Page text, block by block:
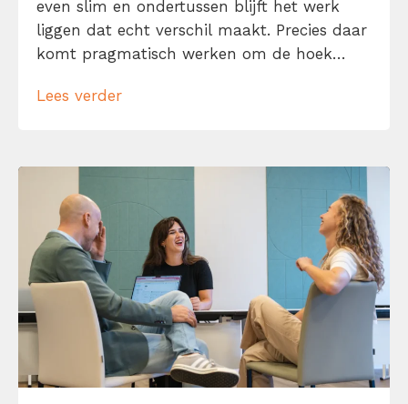
even slim en ondertussen blijft het werk
liggen dat echt verschil maakt. Precies daar
komt pragmatisch werken om de hoek
dat je zo snel mogelijk van a naar b wilt en
Lees verder